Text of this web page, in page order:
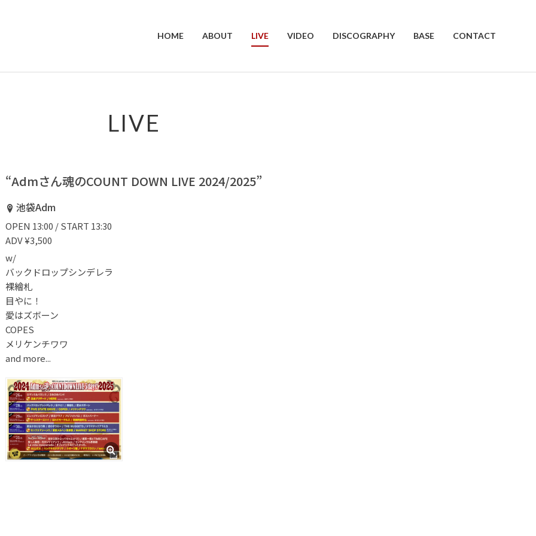
HOME ABOUT LIVE VIDEO DISCOGRAPHY BASE CONTACT
LIVE
“Admさん魂のCOUNT DOWN LIVE 2024/2025”
池袋Adm
OPEN 13:00 / START 13:30
ADV ¥3,500
w/
バックドロップシンデレラ
裸繪札
目やに！
愛はズボーン
COPES
メリケンチワワ
and more...